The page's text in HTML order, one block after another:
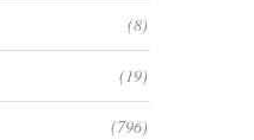
(8)
(19)
(796)